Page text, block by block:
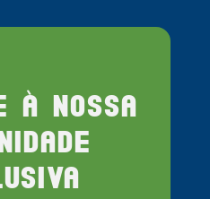
à nossa